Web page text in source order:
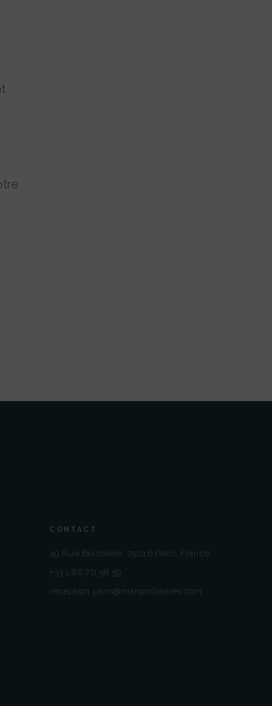
CONTACT
49 Rue Boissière, 75016 Paris, France
+33 1 86 70 58 59
reception.paris@maisonbarnes.com